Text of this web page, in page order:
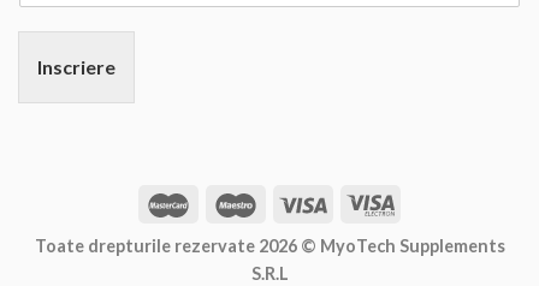
Inscriere
Toate drepturile rezervate 2026 © MyoTech Supplements
S.R.L